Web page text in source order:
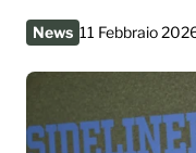
News 11 Febbraio